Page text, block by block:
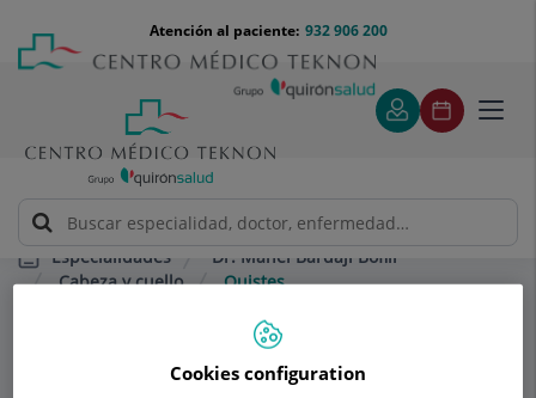
contenido
Menú
teléfono
cabecera
932 906 200
Atención al paciente:
Especialidades
Dr. Manel Bardají Bofill
Cabeza y cuello
Quistes
ConsultorioCookies configuration